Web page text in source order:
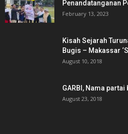
Penandatanganan
February 13, 2023
Kisah Sejarah
Bugis – Makassar
August 10, 2018
GARBI, Nama
August 23, 2018